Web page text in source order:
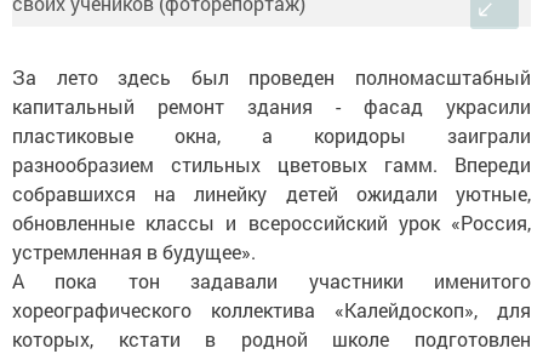
За лето здесь был проведен полномасштабный
капитальный ремонт здания - фасад украсили
пластиковые окна, а коридоры заиграли
разнообразием стильных цветовых гамм. Впереди
собравшихся на линейку детей ожидали уютные,
обновленные классы и всероссийский урок «Россия,
устремленная в будущее».
А пока тон задавали участники именитого
хореографического коллектива «Калейдоскоп», для
которых, кстати в родной школе подготовлен